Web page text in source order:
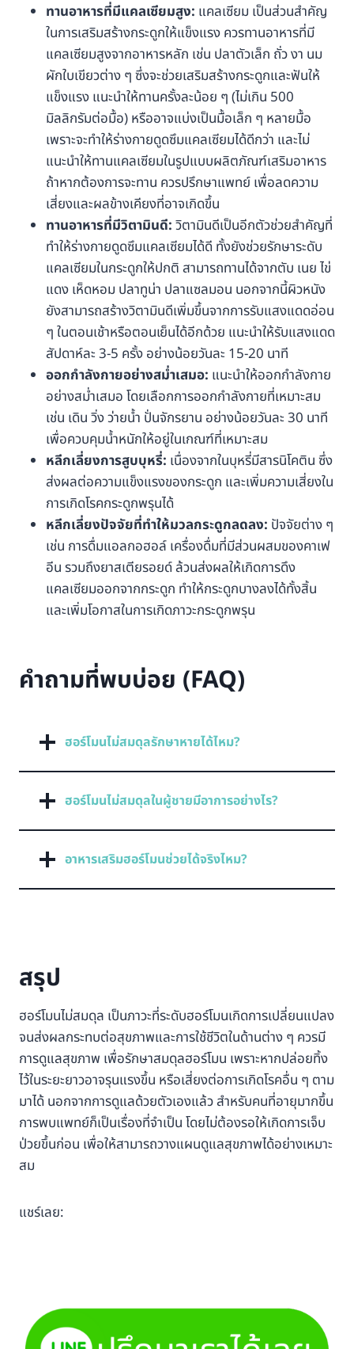
ทานอาหารที่มีแคลเซียมสูง: แคลเซียม เป็นส่วนสำคัญ
ในการเสริมสร้างกระดูกให้แข็งแรง ควรทานอาหารที่มี
แคลเซียมสูงจากอาหารหลัก เช่น ปลาตัวเล็ก ถั่ว งา นม
ผักใบเขียวต่าง ๆ ซึ่งจะช่วยเสริมสร้างกระดูกและฟันให้
แข็งแรง แนะนำให้ทานครั้งละน้อย ๆ (ไม่เกิน 500
มิลลิกรัมต่อมื้อ) หรืออาจแบ่งเป็นมื้อเล็ก ๆ หลายมื้อ
เพราะจะทำให้ร่างกายดูดซึมแคลเซียมได้ดีกว่า และไม่
แนะนำให้ทานแคลเซียมในรูปแบบผลิตภัณฑ์เสริมอาหาร
ถ้าหากต้องการจะทาน ควรปรึกษาแพทย์ เพื่อลดความ
เสี่ยงและผลข้างเคียงที่อาจเกิดขึ้น
ทานอาหารที่มีวิตามินดี:วิตามินดีเป็นอีกตัวช่วยสำคัญที่
ทำให้ร่างกายดูดซึมแคลเซียมได้ดี ทั้งยังช่วยรักษาระดับ
แคลเซียมในกระดูกให้ปกติ สามารถทานได้จากตับ เนย ไข่
แดง เห็ดหอม ปลาทูน่า ปลาแซลมอน นอกจากนี้ผิวหนัง
ยังสามารถสร้างวิตามินดีเพิ่มขึ้นจากการรับแสงแดดอ่อน
ๆ ในตอนเช้าหรือตอนเย็นได้อีกด้วย แนะนำให้รับแสงแดด
สัปดาห์ละ 3-5 ครั้ง อย่างน้อยวันละ 15-20 นาที
ออกกำลังกายอย่างสม่ำเสมอ: แนะนำให้ออกกำลังกาย
อย่างสม่ำเสมอ โดยเลือกการออกกำลังกายที่เหมาะสม
เช่น เดิน วิ่ง ว่ายน้ำ ปั่นจักรยาน อย่างน้อยวันละ 30 นาที
เพื่อควบคุมน้ำหนักให้อยู่ในเกณฑ์ที่เหมาะสม
หลีกเลี่ยงการสูบบุหรี่: เนื่องจากในบุหรี่มีสารนิโคติน ซึ่ง
ส่งผลต่อความแข็งแรงของกระดูก และเพิ่มความเสี่ยงใน
การเกิดโรคกระดูกพรุนได้
หลีกเลี่ยงปัจจัยที่ทำให้มวลกระดูกลดลง: ปัจจัยต่าง ๆ
เช่น การดื่มแอลกอฮอล์ เครื่องดื่มที่มีส่วนผสมของคาเฟ
อีน รวมถึงยาสเตียรอยด์ ล้วนส่งผลให้เกิดการดึง
แคลเซียมออกจากกระดูก ทำให้กระดูกบางลงได้ทั้งสิ้น
และเพิ่มโอกาสในการเกิดภาวะกระดูกพรุน
คำถามที่พบบ่อย (FAQ)
ฮอร์โมนไม่สมดุลรักษาหายได้ไหม?
ฮอร์โมนไม่สมดุลในผู้ชายมีอาการอย่างไร?
อาหารเสริมฮอร์โมนช่วยได้จริงไหม?
สรุป
ฮอร์โมนไม่สมดุล เป็นภาวะที่ระดับฮอร์โมนเกิดการเปลี่ยนแปลง
จนส่งผลกระทบต่อสุขภาพและการใช้ชีวิตในด้านต่าง ๆ ควรมี
การดูแลสุขภาพ เพื่อรักษาสมดุลฮอร์โมน เพราะหากปล่อยทิ้ง
ไว้ในระยะยาวอาจรุนแรงขึ้น หรือเสี่ยงต่อการเกิดโรคอื่น ๆ ตาม
มาได้ นอกจากการดูแลด้วยตัวเองแล้ว สำหรับคนที่อายุมากขึ้น
การพบแพทย์ก็เป็นเรื่องที่จำเป็น โดยไม่ต้องรอให้เกิดการเจ็บ
ป่วยขึ้นก่อน เพื่อให้สามารถวางแผนดูแลสุขภาพได้อย่างเหมาะ
สม
แชร์เลย: